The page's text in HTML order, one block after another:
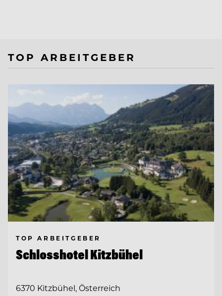
TOP ARBEITGEBER
TOP ARBEITGEBER
Schlosshotel Kitzbühel
6370 Kitzbühel, Österreich